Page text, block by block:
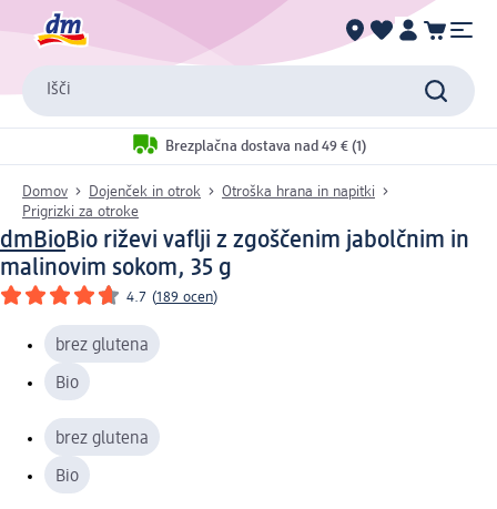
Išči
Brezplačna dostava nad 49 € (1)
Domov Dojenček in otrok
Otroška hrana in napitki
Prigrizki za otroke
dmBioBio riževi vaflji z zgoščenim jabolčnim in
malinovim sokom, 35 g
4.7 (189 ocen)
brez glutena
Bio
brez glutena
Bio